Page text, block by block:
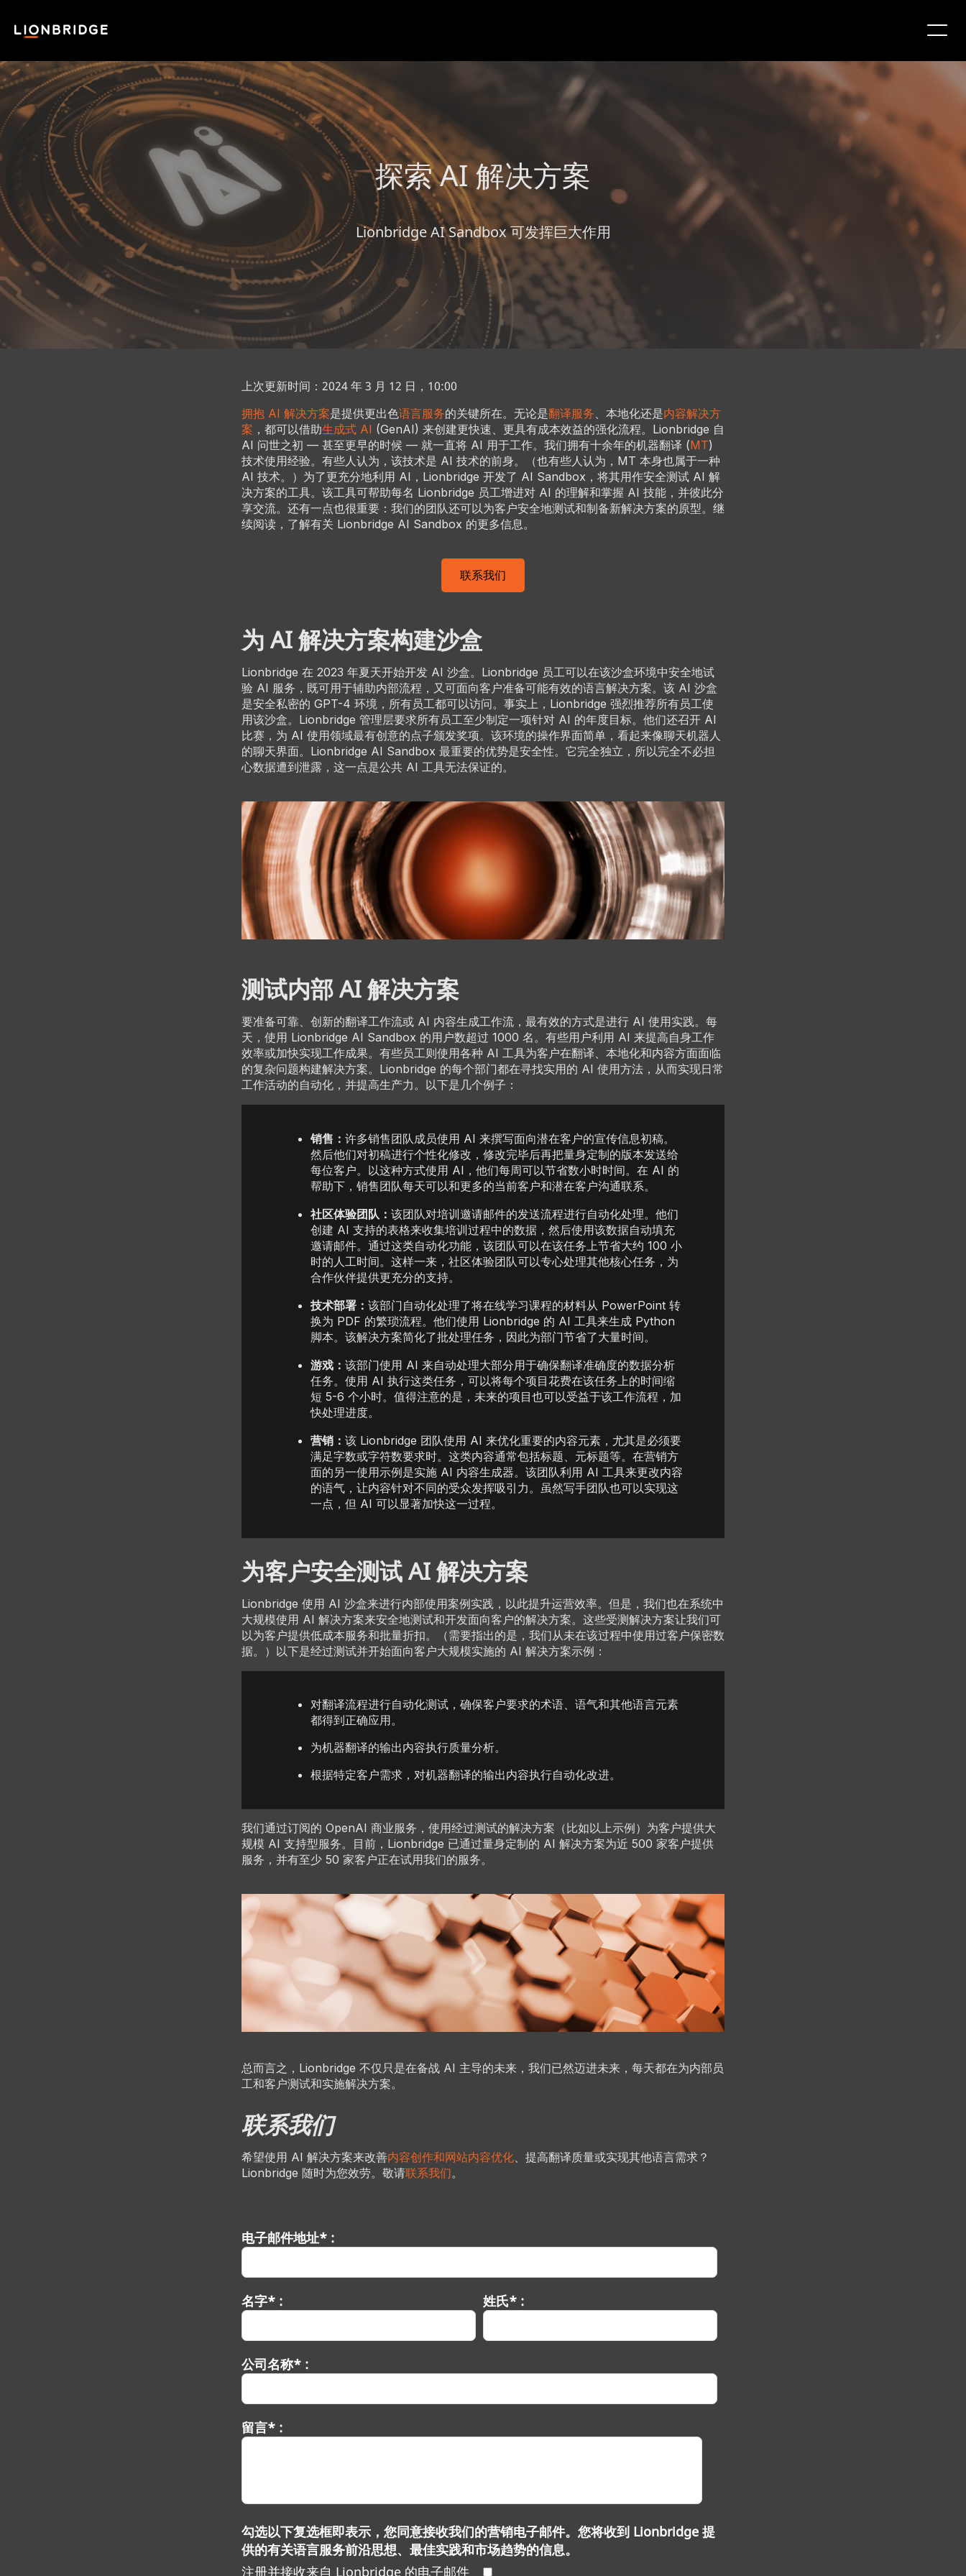
探索 AI 解决方案
Lionbridge AI Sandbox 可发挥巨大作用
上次更新时间：2024 年 3 月 12 日，10:00
拥抱 AI 解决方案是提供更出色语言服务的关键所在。无论是翻译服务、本地化还是内容解决方
案 ，都可以借助生成式 AI (GenAI) 来创建更快速、更具有成本效益的强化流程。Lionbridge 自
AI 问世之初 — 甚至更早的时候 — 就一直将 AI 用于工作。我们拥有十余年的机器翻译 (MT)
技术使用经验。有些人认为，该技术是 AI 技术的前身。（也有些人认为，MT 本身也属于一种
AI 技术。）为了更充分地利用 AI，Lionbridge 开发了 AI Sandbox，将其用作安全测试 AI 解
决方案的工具。该工具可帮助每名 Lionbridge 员工增进对 AI 的理解和掌握 AI 技能，并彼此分
享交流。还有一点也很重要：我们的团队还可以为客户安全地测试和制备新解决方案的原型。继
续阅读，了解有关 Lionbridge AI Sandbox 的更多信息。
联系我们
为 AI 解决方案构建沙盒
Lionbridge 在 2023 年夏天开始开发 AI 沙盒。Lionbridge 员工可以在该沙盒环境中安全地试
验 AI 服务，既可用于辅助内部流程，又可面向客户准备可能有效的语言解决方案。该 AI 沙盒
是安全私密的 GPT-4 环境，所有员工都可以访问。事实上，Lionbridge 强烈推荐所有员工使
用该沙盒。Lionbridge 管理层要求所有员工至少制定一项针对 AI 的年度目标。他们还召开 AI
比赛，为 AI 使用领域最有创意的点子颁发奖项。该环境的操作界面简单，看起来像聊天机器人
的聊天界面。Lionbridge AI Sandbox 最重要的优势是安全性。它完全独立，所以完全不必担
心数据遭到泄露，这一点是公共 AI 工具无法保证的。
测试内部 AI 解决方案
要准备可靠、创新的翻译工作流或 AI 内容生成工作流，最有效的方式是进行 AI 使用实践。每
天，使用 Lionbridge AI Sandbox 的用户数超过 1000 名。有些用户利用 AI 来提高自身工作
效率或加快实现工作成果。有些员工则使用各种 AI 工具为客户在翻译、本地化和内容方面面临
的复杂问题构建解决方案。Lionbridge 的每个部门都在寻找实用的 AI 使用方法，从而实现日常
工作活动的自动化，并提高生产力。以下是几个例子：
销售： 许多销售团队成员使用 AI 来撰写面向潜在客户的宣传信息初稿。
然后他们对初稿进行个性化修改，修改完毕后再把量身定制的版本发送给
每位客户。以这种方式使用 AI，他们每周可以节省数小时时间。在 AI 的
帮助下，销售团队每天可以和更多的当前客户和潜在客户沟通联系。
社区体验团队： 该团队对培训邀请邮件的发送流程进行自动化处理。他们
创建 AI 支持的表格来收集培训过程中的数据，然后使用该数据自动填充
邀请邮件。通过这类自动化功能，该团队可以在该任务上节省大约 100 小
时的人工时间。这样一来，社区体验团队可以专心处理其他核心任务，为
合作伙伴提供更充分的支持。
技术部署： 该部门自动化处理了将在线学习课程的材料从 PowerPoint 转
换为 PDF 的繁琐流程。他们使用 Lionbridge 的 AI 工具来生成 Python
脚本。该解决方案简化了批处理任务，因此为部门节省了大量时间。
游戏： 该部门使用 AI 来自动处理大部分用于确保翻译准确度的数据分析
任务。使用 AI 执行这类任务，可以将每个项目花费在该任务上的时间缩
短 5-6 个小时。值得注意的是，未来的项目也可以受益于该工作流程，加
快处理进度。
营销： 该 Lionbridge 团队使用 AI 来优化重要的内容元素，尤其是必须要
满足字数或字符数要求时。这类内容通常包括标题、元标题等。在营销方
面的另一使用示例是实施 AI 内容生成器。该团队利用 AI 工具来更改内容
的语气，让内容针对不同的受众发挥吸引力。虽然写手团队也可以实现这
一点，但 AI 可以显著加快这一过程。
为客户安全测试 AI 解决方案
Lionbridge 使用 AI 沙盒来进行内部使用案例实践，以此提升运营效率。但是，我们也在系统中
大规模使用 AI 解决方案来安全地测试和开发面向客户的解决方案。这些受测解决方案让我们可
以为客户提供低成本服务和批量折扣。（需要指出的是，我们从未在该过程中使用过客户保密数
据。）以下是经过测试并开始面向客户大规模实施的 AI 解决方案示例：
对翻译流程进行自动化测试，确保客户要求的术语、语气和其他语言元素
都得到正确应用。
为机器翻译的输出内容执行质量分析。
根据特定客户需求，对机器翻译的输出内容执行自动化改进。
我们通过订阅的 OpenAI 商业服务，使用经过测试的解决方案（比如以上示例）为客户提供大
规模 AI 支持型服务。目前，Lionbridge 已通过量身定制的 AI 解决方案为近 500 家客户提供
服务，并有至少 50 家客户正在试用我们的服务。
总而言之，Lionbridge 不仅只是在备战 AI 主导的未来，我们已然迈进未来，每天都在为内部员
工和客户测试和实施解决方案。
联系我们
希望使用 AI 解决方案来改善内容创作和网站内容优化、提高翻译质量或实现其他语言需求？
Lionbridge 随时为您效劳。敬请联系我们。
电子邮件地址* :
名字* : 姓氏* :
公司名称* :
留言* :
勾选以下复选框即表示，您同意接收我们的营销电子邮件。您将收到 Lionbridge 提
供的有关语言服务前沿思想、最佳实践和市场趋势的信息。
注册并接收来自 Lionbridge 的电子邮件